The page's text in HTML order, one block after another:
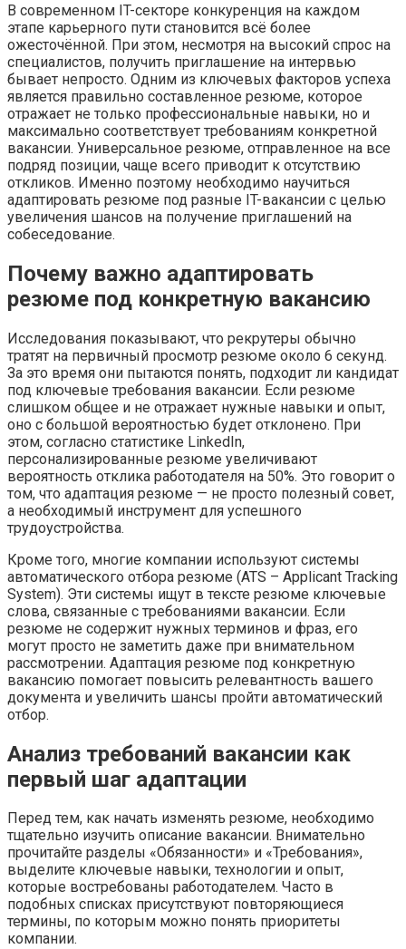
В современном IT-секторе конкуренция на каждом
этапе карьерного пути становится всё более
ожесточённой. При этом, несмотря на высокий спрос на
специалистов, получить приглашение на интервью
бывает непросто. Одним из ключевых факторов успеха
является правильно составленное резюме, которое
отражает не только профессиональные навыки, но и
максимально соответствует требованиям конкретной
вакансии. Универсальное резюме, отправленное на все
подряд позиции, чаще всего приводит к отсутствию
откликов. Именно поэтому необходимо научиться
адаптировать резюме под разные IT-вакансии с целью
увеличения шансов на получение приглашений на
собеседование.
Почему важно адаптировать
резюме под конкретную вакансию
Исследования показывают, что рекрутеры обычно
тратят на первичный просмотр резюме около 6 секунд.
За это время они пытаются понять, подходит ли кандидат
под ключевые требования вакансии. Если резюме
слишком общее и не отражает нужные навыки и опыт,
оно с большой вероятностью будет отклонено. При
этом, согласно статистике LinkedIn,
персонализированные резюме увеличивают
вероятность отклика работодателя на 50%. Это говорит о
том, что адаптация резюме — не просто полезный совет,
а необходимый инструмент для успешного
трудоустройства.
Кроме того, многие компании используют системы
автоматического отбора резюме (ATS – Applicant Tracking
System). Эти системы ищут в тексте резюме ключевые
слова, связанные с требованиями вакансии. Если
резюме не содержит нужных терминов и фраз, его
могут просто не заметить даже при внимательном
рассмотрении. Адаптация резюме под конкретную
вакансию помогает повысить релевантность вашего
документа и увеличить шансы пройти автоматический
отбор.
Анализ требований вакансии как
первый шаг адаптации
Перед тем, как начать изменять резюме, необходимо
тщательно изучить описание вакансии. Внимательно
прочитайте разделы «Обязанности» и «Требования»,
выделите ключевые навыки, технологии и опыт,
которые востребованы работодателем. Часто в
подобных списках присутствуют повторяющиеся
термины, по которым можно понять приоритеты
компании.